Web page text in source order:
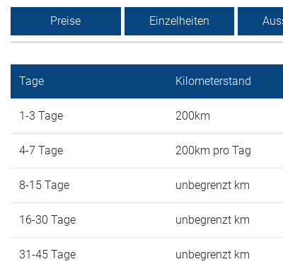
Preise Einzelheiten
Tage Kilometerstand
1-3 Tage 200km
4-7 Tage 200km pro Tag
8-15 Tage unbegrenzt km
16-30 Tage unbegrenzt km
31-45 Tage unbegrenzt km